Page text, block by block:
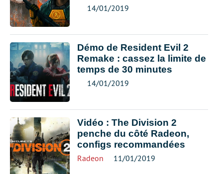
14/01/2019
Démo de Resident Evil 2
Remake : cassez la limite de
temps de 30 minutes
14/01/2019
Vidéo : The Division 2
penche du côté Radeon,
configs recommandées
Radeon 11/01/2019